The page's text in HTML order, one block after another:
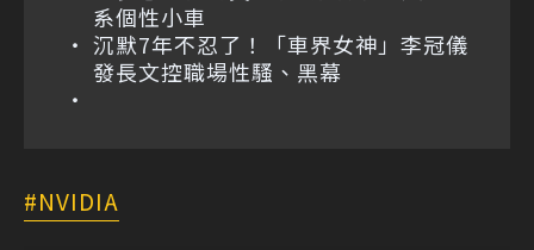
系個性小車
沉默7年不忍了！「車界女神」李冠儀
發長文控職場性騷、黑幕
NVIDIA